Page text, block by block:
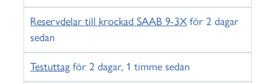
Reservdelar till krockad SAAB 9-3X för 2 dagar
sedan
Testuttag för 2 dagar, 1 timme sedan